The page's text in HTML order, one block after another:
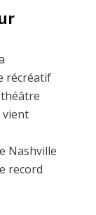
récréatif
vient
Nashville
record